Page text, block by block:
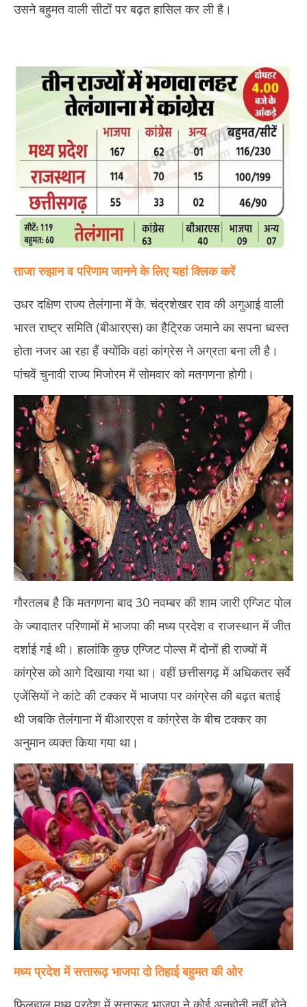
3, 2023
उसने बहुमत वाली सीटों पर बढ़त हासिल कर ली है।
ताजा रुझान व परिणाम जानने के लिए यहां क्लिक करें
उधर दक्षिण राज्य तेलंगाना में के. चंद्रशेखर राव की अगुआई वाली
भारत राष्ट्र समिति (बीआरएस) का हैट्रिक जमाने का सपना ध्वस्त
होता नजर आ रहा हैं क्योंकि वहां कांग्रेस ने अग्रता बना ली है।
पांचवें चुनावी राज्य मिजोरम में सोमवार को मतगणना होगी।
गौरतलब है कि मतगणना बाद 30 नवम्बर की शाम जारी एग्जिट पोल
के ज्यादातर परिणामों में भाजपा की मध्य प्रदेश व राजस्थान में जीत
दर्शाई गई थी। हालांकि कुछ एग्जिट पोल्स में दोनों ही राज्यों में
कांग्रेस को आगे दिखाया गया था। वहीं छत्तीसगढ़ में अधिकतर सर्वे
एजेंसियों ने कांटे की टक्कर में भाजपा पर कांग्रेस की बढ़त बताई
थी जबकि तेलंगाना में बीआरएस व कांग्रेस के बीच टक्कर का
अनुमान व्यक्त किया गया था।
मध्य प्रदेश में सत्तारूढ़ भाजपा दो तिहाई बहुमत की ओर